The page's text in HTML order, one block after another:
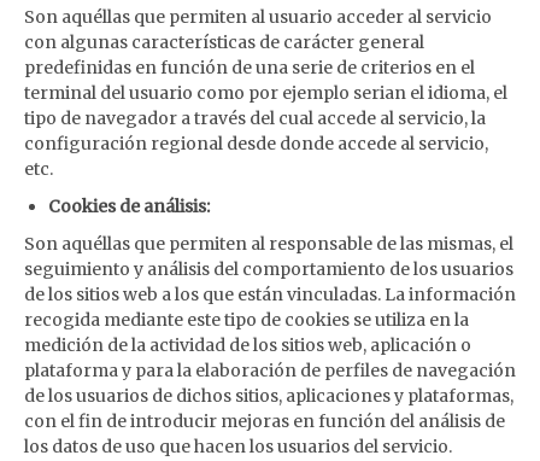
Son aquéllas que permiten al usuario acceder al servicio
con algunas características de carácter general
predefinidas en función de una serie de criterios en el
terminal del usuario como por ejemplo serian el idioma, el
tipo de navegador a través del cual accede al servicio, la
configuración regional desde donde accede al servicio,
etc.
Cookies de análisis:
Son aquéllas que permiten al responsable de las mismas, el
seguimiento y análisis del comportamiento de los usuarios
de los sitios web a los que están vinculadas. La información
recogida mediante este tipo de cookies se utiliza en la
medición de la actividad de los sitios web, aplicación o
plataforma y para la elaboración de perfiles de navegación
de los usuarios de dichos sitios, aplicaciones y plataformas,
con el fin de introducir mejoras en función del análisis de
los datos de uso que hacen los usuarios del servicio.